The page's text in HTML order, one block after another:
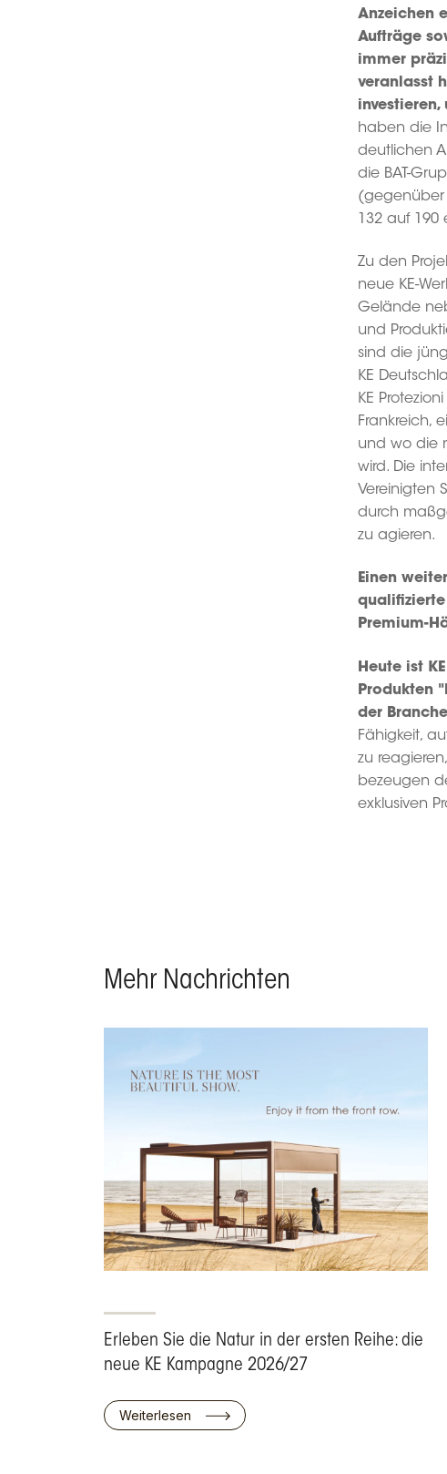
Anzeichen
Aufträge
immer
veranlasst
haben die
deutlichen
die BAT-
(gegenüber
132 auf
Zu den
neue KE-
Gelände
und
sind die
KE
KE
Frankreich,
und wo die
wird. Die
Vereinigten
durch
zu agieren.
Einen
Premium-
Heute ist
Produkten
der
Fähigkeit,
zu
bezeugen
exklusiven
Mehr Nachrichten
Erleben Sie die Natur in der ersten Reihe: die
neue KE Kampagne 2026/27
Weiterlesen